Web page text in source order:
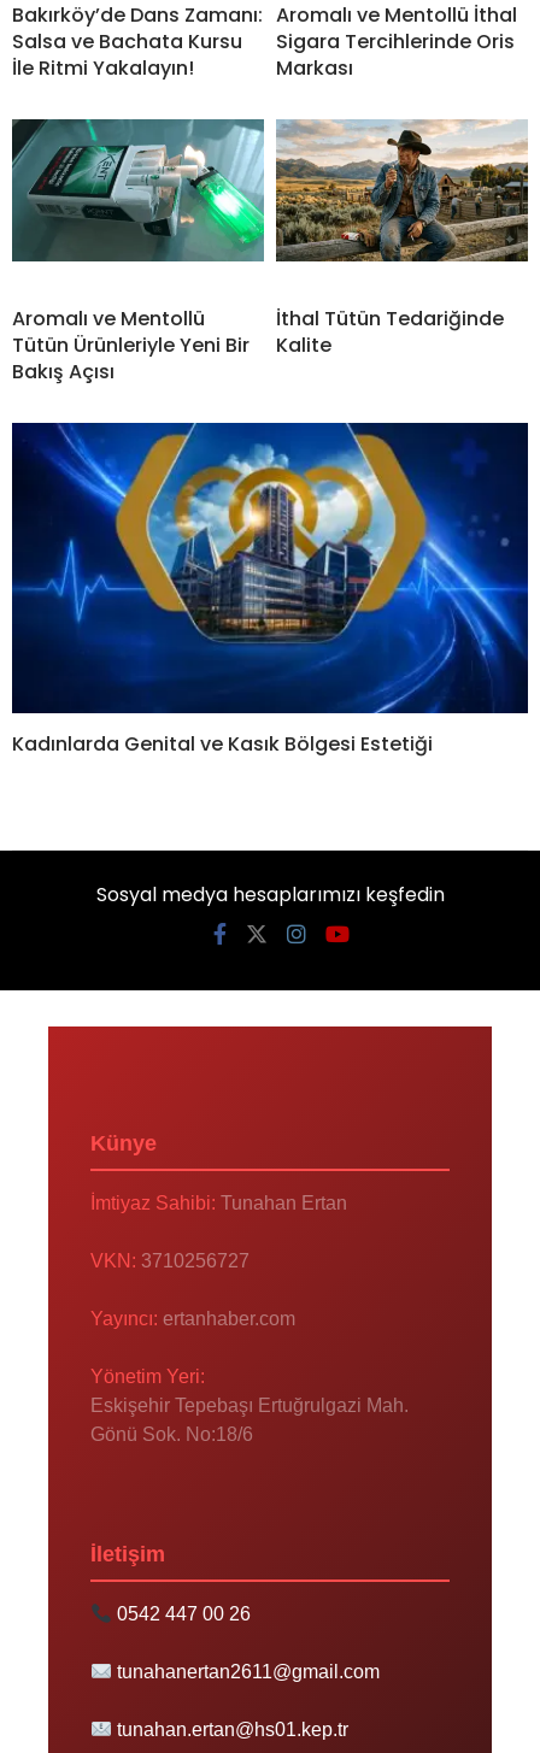
Bakırköy’de Dans Zamanı:
Salsa ve Bachata Kursu
İle Ritmi Yakalayın!
Aromalı ve Mentollü İthal
Sigara Tercihlerinde Oris
Markası
Aromalı ve Mentollü
Tütün Ürünleriyle Yeni Bir
Bakış Açısı
İthal Tütün Tedariğinde
Kalite
Kadınlarda Genital ve Kasık Bölgesi Estetiği
Sosyal medya hesaplarımızı keşfedin
Künye
İmtiyaz Sahibi: Tunahan Ertan
VKN: 3710256727
Yayıncı: ertanhaber.com
Yönetim Yeri:
Eskişehir Tepebaşı Ertuğrulgazi Mah.
Gönü Sok. No:18/6
İletişim
0542 447 00 26
tunahanertan2611@gmail.com
tunahan.ertan@hs01.kep.tr